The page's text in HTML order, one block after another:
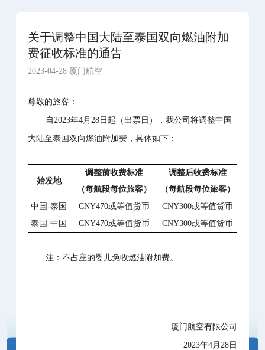
关于调整中国大陆至泰国双向燃油附加
费征收标准的通告
2023-04-28 厦门航空
尊敬的旅客：
自2023年4月28日起（出票日），我公司将调整中国
大陆至泰国双向燃油附加费，具体如下：
始发地
调整前收费标准
（每航段每位旅客）
调整后收费标准
（每航段每位旅客）
中国-泰国
CNY470或等值货币
CNY300或等值货币
泰国-中国
CNY470或等值货币 CNY300或等值货币
注：不占座的婴儿免收燃油附加费。
厦门航空有限公司
2023年4月28日